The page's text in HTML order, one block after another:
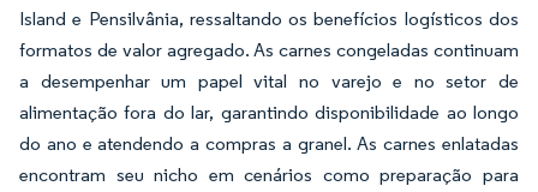
Island e Pensilvânia, ressaltando os benefícios logísticos dos
formatos de valor agregado. As carnes congeladas continuam
a desempenhar um papel vital no varejo e no setor de
alimentação fora do lar, garantindo disponibilidade ao longo
do ano e atendendo a compras a granel. As carnes enlatadas
encontram seu nicho em cenários como preparação para